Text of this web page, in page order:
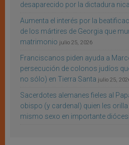
desaparecido por la dictadura
Aumenta el interés por la
de los mártires de Georgia que
matrimonio julio 25, 2026
Franciscanos piden ayuda a
persecución de colonos judíos
no sólo) en Tierra Santa julio 25,
Sacerdotes alemanes fieles al
obispo (y cardenal) quien les orilla
mismo sexo en importante